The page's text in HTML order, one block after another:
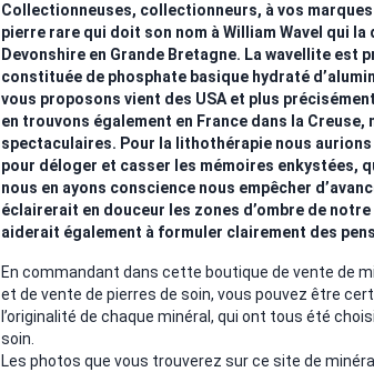
Collectionneuses, collectionneurs, à vos
pierre rare qui doit son nom à William Wavel qui
Devonshire en Grande Bretagne. La wavellite est
constituée de phosphate basique hydraté
vous proposons vient des USA et plus
en trouvons également en France dans la
spectaculaires. Pour la lithothérapie nous aurions
pour déloger et casser les mémoires enkystées,
nous en ayons conscience nous empêcher
éclairerait en douceur les zones d’ombre de notre
aiderait également à formuler clairement des
En commandant dans cette boutique de vente de
et de vente de pierres de soin, vous pouvez être
l’originalité de chaque minéral, qui ont tous été
soin.
Les photos que vous trouverez sur ce site de